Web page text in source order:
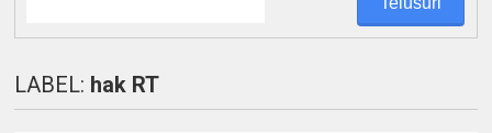
LABEL: hak RT